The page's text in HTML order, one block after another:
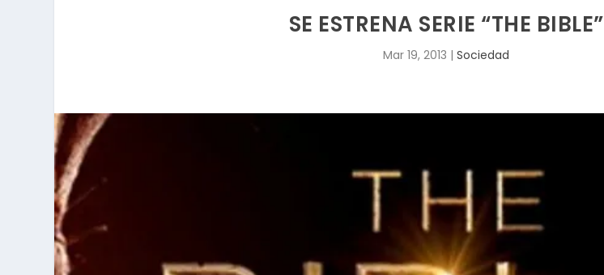
SE ESTRENA SERIE “THE BIBLE”
Mar 19, 2013 |Sociedad